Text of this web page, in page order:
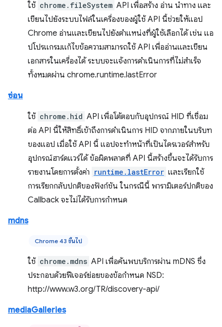
ใช้ chrome.fileSystem API เพื่อสร้าง อ่าน นำทาง และ
เขียนไปยังระบบไฟล์ในเครื่องของผู้ใช้ API นี้ช่วยให้แอป
Chrome อ่านและเขียนไปยังตำแหน่งที่ผู้ใช้เลือกได้ เช่น แอ
ปโปรแกรมแก้ไขข้อความสามารถใช้ API เพื่ออ่านและเขียน
เอกสารในเครื่องได้ ระบบจะแจ้งการดำเนินการที่ไม่สำเร็จ
ทั้งหมดผ่าน chrome.runtime.lastError
ซ่อน
ใช้ chrome.hid API เพื่อโต้ตอบกับอุปกรณ์ HID ที่เชื่อม
ต่อ API นี้ให้สิทธิ์เข้าถึงการดำเนินการ HID จากภายในบริบท
ของแอป เมื่อใช้ API นี้ แอปจะทำหน้าที่เป็นไดรเวอร์สำหรับ
อุปกรณ์ฮาร์ดแวร์ได้ ข้อผิดพลาดที่ API นี้สร้างขึ้นจะได้รับการ
รายงานโดยการตั้งค่า runtime.lastError และเรียกใช้
การเรียกกลับปกติของฟังก์ชัน ในกรณีนี้ พารามิเตอร์ปกติของ
Callback จะไม่ได้รับการกำหนด
mdns
Chrome 43 ขึ้นไป
ใช้ chrome.mdns API เพื่อค้นพบบริการผ่าน mDNS ซึ่ง
ประกอบด้วยฟีเจอร์ย่อยของข้อกำหนด NSD:
http://www.w3.org/TR/discovery-api/
mediaGalleries